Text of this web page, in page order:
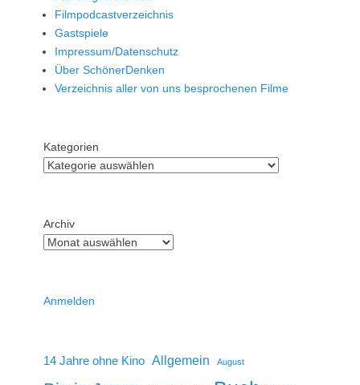
Filmpodcastverzeichnis
Gastspiele
Impressum/Datenschutz
Über SchönerDenken
Verzeichnis aller von uns besprochenen Filme
Kategorien
Archiv
Anmelden
14 Jahre ohne Kino Allgemein August